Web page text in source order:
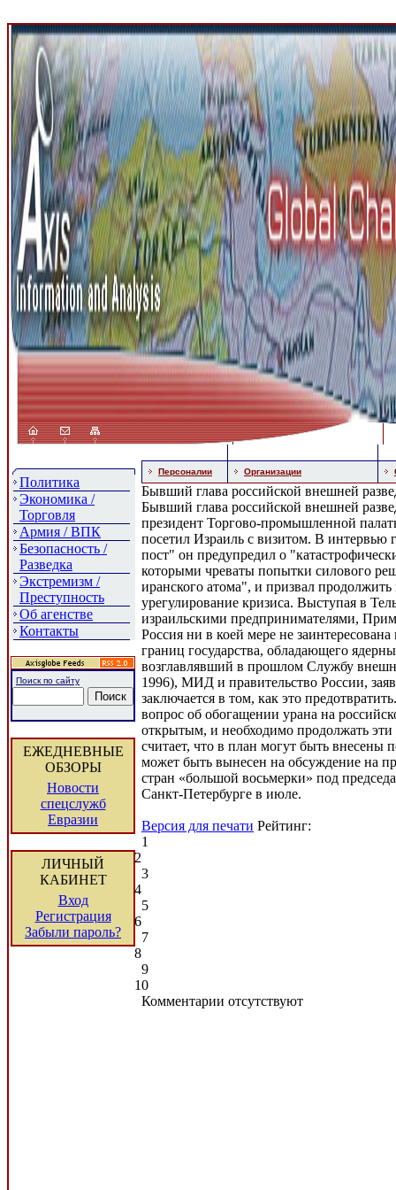
Политика
Экономика /
Торговля
Армия / ВПК
Безопасность /
Разведка
Экстремизм /
Преступность
Об агенстве
Контакты
Поиск по сайту
ЕЖЕДНЕВНЫЕ
ОБЗОРЫ
Новости
спецслужб
Евразии
ЛИЧНЫЙ
КАБИНЕТ
Вход
Регистрация
Забыли пароль?
Персоналии Организации
Бывший глава российской внешней
Бывший глава российской внешней
президент Торгово-промышленной
посетил Израиль с визитом. В интервью
пост" он предупредил о
которыми чреваты попытки силового
иранского атома", и призвал продолжить
урегулирование кризиса. Выступая в
израильскими предпринимателями,
Россия ни в коей мере не
границ государства, обладающего
возглавлявший в прошлом Службу
1996), МИД и правительство России,
заключается в том, как это
вопрос об обогащении урана на
открытым, и необходимо продолжать
считает, что в план могут быть внесены
может быть вынесен на обсуждение на
стран «большой восьмерки» под
Санкт-Петербурге в июле.
Версия для печати Рейтинг:
1
2
3
4
5
6
7
8
9
10
Комментарии отсутствуют